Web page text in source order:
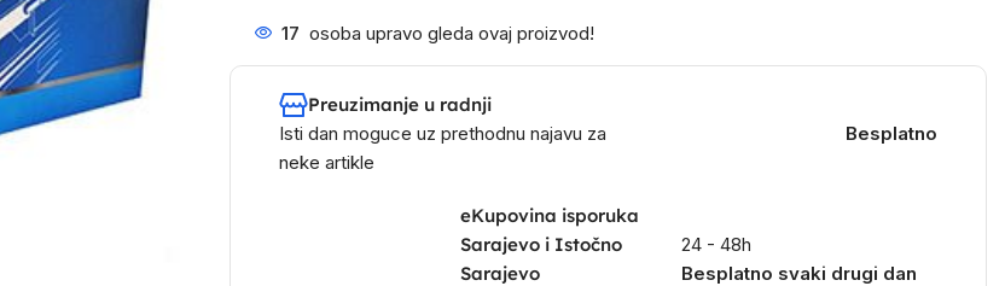
17 osoba upravo gleda ovaj proizvod!
Preuzimanje u radnji
Isti dan moguce uz prethodnu najavu za
neke artikle
Besplatno
eKupovina isporuka
Sarajevo i Istočno
Sarajevo
24 - 48h
Besplatno svaki drugi dan